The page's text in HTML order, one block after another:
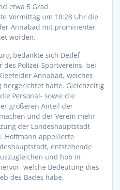
etwa 5 Grad
Vormittag um 10:28 Uhr die
Annabad mit prominenter
worden.
bedankte sich Detlef
des Polizei-Sportvereins, bei
Annabad, welches
hergerichtet hatte. Gleichzeitig
Personal- sowie die
größeren Anteil der
und der Verein mehr
der Landeshauptstadt
Hoffmann appellierte
entstehende
und hob in
welche Bedeutung dies
des Bades habe.